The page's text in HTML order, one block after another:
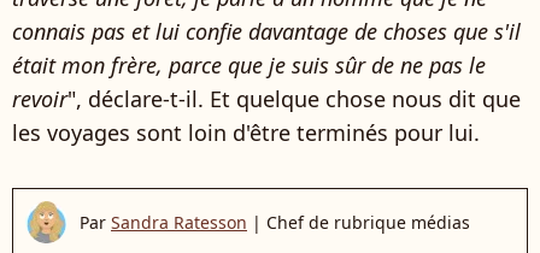
connais pas et lui confie davantage de choses que s'il
était mon frère, parce que je suis sûr de ne pas le
revoir", déclare-t-il. Et quelque chose nous dit que
les voyages sont loin d'être terminés pour lui.
Par Sandra Ratesson | Chef de rubrique médias